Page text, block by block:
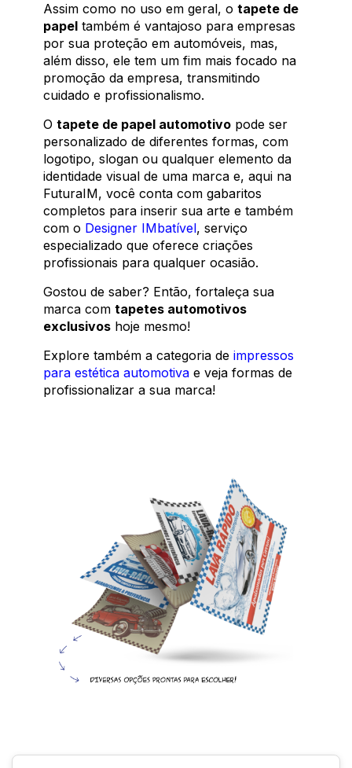
Assim como no uso em geral, o tapete de
papel também é vantajoso para empresas
por sua proteção em automóveis, mas,
além disso, ele tem um fim mais focado na
promoção da empresa, transmitindo
cuidado e profissionalismo.
O tapete de papel automotivo pode ser
personalizado de diferentes formas, com
logotipo, slogan ou qualquer elemento da
identidade visual de uma marca e, aqui na
FuturaIM, você conta com gabaritos
completos para inserir sua arte e também
com o Designer IMbatível, serviço
especializado que oferece criações
profissionais para qualquer ocasião.
Gostou de saber? Então, fortaleça sua
marca com tapetes automotivos
exclusivos hoje mesmo!
Explore também a categoria de impressos
para estética automotiva e veja formas de
profissionalizar a sua marca!